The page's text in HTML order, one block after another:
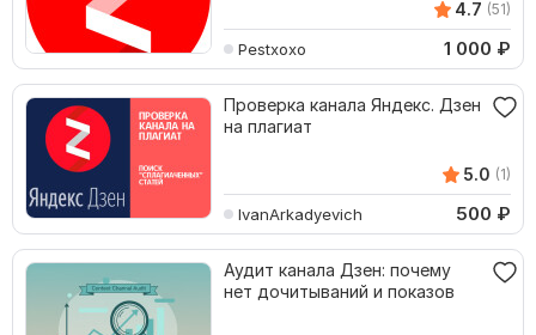
4.7 (51)
Pestxoxo 1 000 ₽
Проверка канала Яндекс. Дзен
на плагиат
5.0 (1)
IvanArkadyevich 500 ₽
Аудит канала Дзен: почему
нет дочитываний и показов